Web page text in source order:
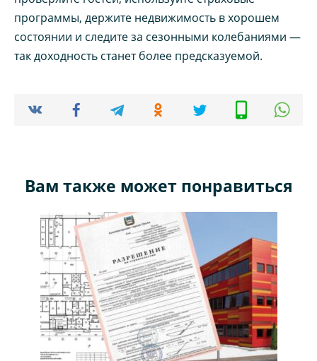
программы, держите недвижимость в хорошем
состоянии и следите за сезонными колебаниями —
так доходность станет более предсказуемой.
Вам также может понравиться